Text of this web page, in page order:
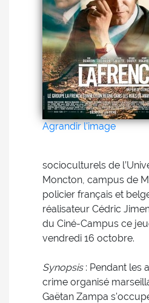
Agrandir l'image
socioculturels de
Moncton, campus de
policier français et
réalisateur Cédric
du Ciné-Campus ce
vendredi 16 octobre.
Synopsis: Pendant les
crime organisé
Gaëtan Zampa